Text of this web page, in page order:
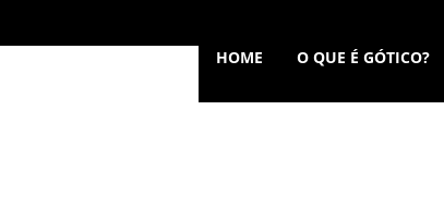
HOME O QUE É GÓTICO?